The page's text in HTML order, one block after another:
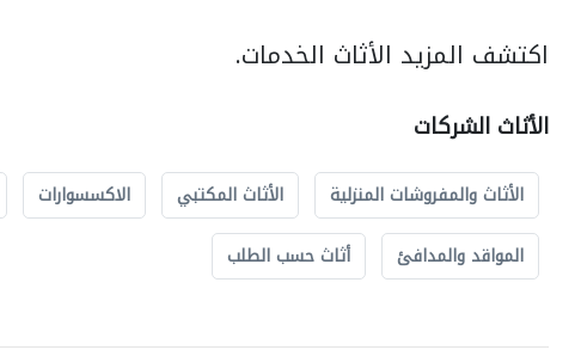
اكتشف المزيد الأثاث الخدمات.
الأثاث الشركات
الأثاث والمفروشات المنزلية الأثاث المكتبي الاكسسوارات
المواقد والمدافئ
أثاث حسب الطلب